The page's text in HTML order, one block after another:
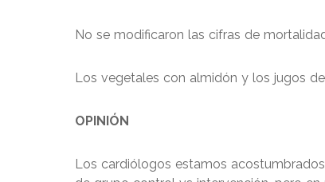
No se modificaron las cifras de
Los vegetales con almidón y los jugos
OPINIÓN
Los cardiólogos estamos